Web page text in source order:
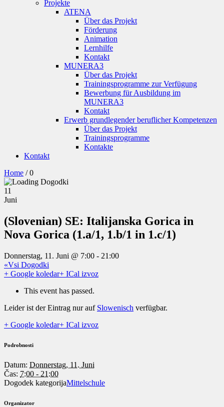
Projekte
ATENA
Über das Projekt
Förderung
Animation
Lernhilfe
Kontakt
MUNERA3
Über das Projekt
Trainingsprogramme zur Verfügung
Bewerbung für Ausbildung im
MUNERA3
Kontakt
Erwerb grundlegender beruflicher Kompetenzen
Über das Projekt
Trainingsprogramme
Kontakte
Kontakt
Home /0
11
Juni
(Slovenian) SE: Italijanska Gorica in
Nova Gorica (1.a/1, 1.b/1 in 1.c/1)
Donnerstag, 11. Juni @ 7:00 - 21:00
«Vsi Dogodki
+ Google koledar+ ICal izvoz
This event has passed.
Leider ist der Eintrag nur auf Slowenisch verfügbar.
+ Google koledar+ ICal izvoz
Podrobnosti
Datum: Donnerstag, 11. Juni
Čas: 7:00 - 21:00
Dogodek kategorijaMittelschule
Organizator